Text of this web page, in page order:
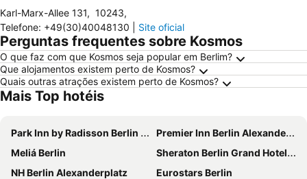
Karl-Marx-Allee 131, 10243,
Telefone: +49(30)40048130 Site oficial
Perguntas frequentes sobre Kosmos
O que faz com que Kosmos seja popular em Berlim?
Que alojamentos existem perto de Kosmos?
Quais outras atrações existem perto de Kosmos?
Mais Top hotéis
Park Inn by Radisson Berlin Alexanderplatz
Premier Inn Berlin Alexanderplatz hotel
Meliá Berlin
Sheraton Berlin Grand Hotel Esplanade
NH Berlin Alexanderplatz
Eurostars Berlin